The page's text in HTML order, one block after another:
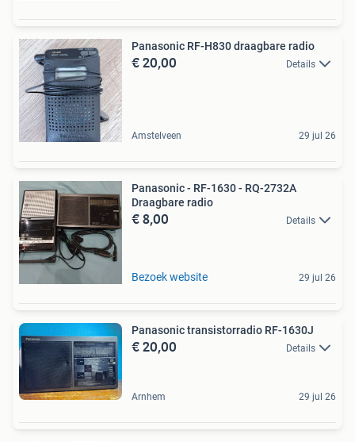
Panasonic RF-H830 draagbare radio
€ 20,00 Details
Amstelveen 29 jul 26
Panasonic - RF-1630 - RQ-2732A
Draagbare radio
€ 8,00 Details
Bezoek website 29 jul 26
Panasonic transistorradio RF-1630J
€ 20,00 Details
Arnhem 29 jul 26